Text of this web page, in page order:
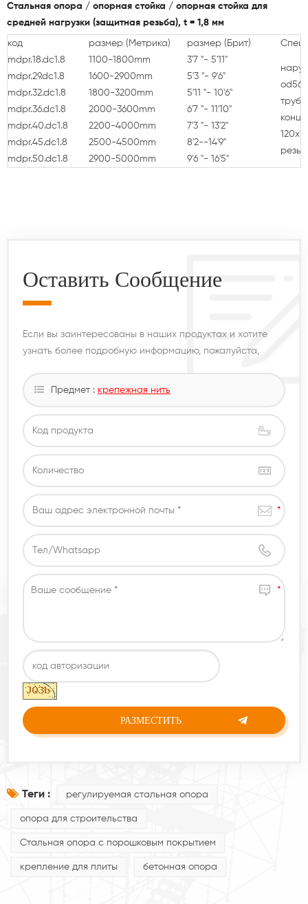
Стальная опора / опорная стойка / опорная стойка для
средней нагрузки (защитная резьба), t = 1,8 мм
код размер (Метрика) размер (Брит)
mdpr.18.dc1.8
1100-1800mm
3'7 "- 5'11"
mdpr.29.dc1.8 1600-2900mm
5'3 "- 9'6"
mdpr.32.dc1.8
1800-3200mm
5'11 "- 10'6"
mdpr.36.dc1.8
2000-3600mm
6'7 "- 11'10"
mdpr.40.dc1.8
2200-4000mm
7'3 "- 13'2"
mdpr.45.dc1.8
2500-4500mm
8'2--14'9"
mdpr.50.dc1.8
2900-5000mm 9'6 "- 16'5"
Оставить Сообщение
Если вы заинтересованы в наших продуктах и ​​хотите
узнать более подробную информацию, пожалуйста,
мы
Предмет : крепежная нить
Теги : регулируемая стальная опора
опора для строительства
Стальная опора с порошковым покрытием
крепление для плиты бетонная опора